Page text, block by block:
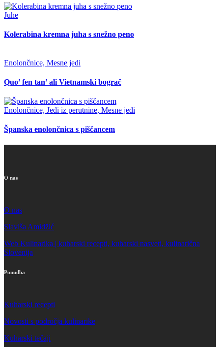
Juhe
Kolerabina kremna juha s snežno peno
Enolončnice, Mesne jedi
Quo’ fen tan’ ali Vietnamski bograč
Enolončnice, Jedi iz perutnine, Mesne jedi
Španska enolončnica s piščancem
O nas
O nas
Slaviša Amidžić
Web Kulinarika | kuharski recepti, kuharski nasveti, kulinarična
Slovenija
Ponudba
Kuharski recepti
Novosti s področja kulinarike
Kuharski tečaji